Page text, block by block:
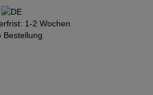
1-2 Wochen
Bestellung